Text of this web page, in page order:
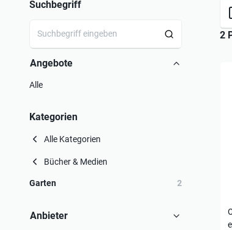
Suchbegriff
Angebote
Alle
Kategorien
Alle Kategorien
Bücher & Medien
Garten 2
Anbieter
2